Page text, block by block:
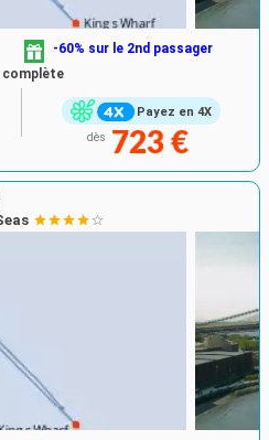
Payez en 4X
-60% sur le 2nd passager
complète
dès 723 €